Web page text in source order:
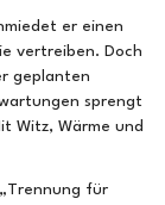
er einen
vertreiben. Doch
geplanten
sprengt
Witz, Wärme und
für